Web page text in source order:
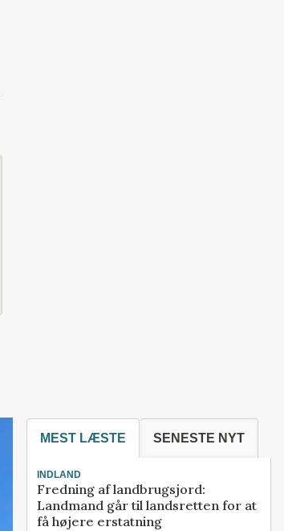
MEST LÆSTE SENESTE NYT
INDLAND
Fredning af landbrugsjord:
Landmand går til landsretten for at
få højere erstatning